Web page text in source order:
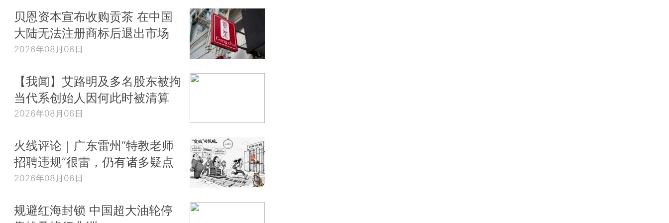
贝恩资本宣布收购贡茶 在中国
大陆无法注册商标后退出市场
2026年08月06日
【我闻】艾路明及多名股东被拘
当代系创始人因何此时被清算
2026年08月06日
火线评论｜广东雷州“特教老师
招聘违规”很雷，仍有诸多疑点
2026年08月06日
规避红海封锁 中国超大油轮停